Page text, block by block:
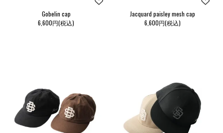
Gobelin cap
6,600円(税込)
Jacquard paisley mesh cap
6,600円(税込)